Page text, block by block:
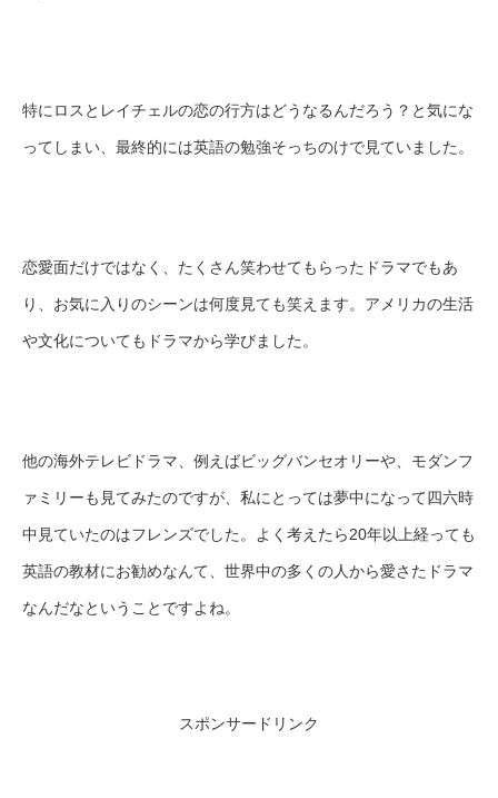
特にロスとレイチェルの恋の行方はどうなるんだろう？と気にな
ってしまい、最終的には英語の勉強そっちのけで見ていました。
恋愛面だけではなく、たくさん笑わせてもらったドラマでもあ
り、お気に入りのシーンは何度見ても笑えます。アメリカの生活
や文化についてもドラマから学びました。
他の海外テレビドラマ、例えばビッグバンセオリーや、モダンフ
ァミリーも見てみたのですが、私にとっては夢中になって四六時
中見ていたのはフレンズでした。よく考えたら20年以上経っても
英語の教材にお勧めなんて、世界中の多くの人から愛さたドラマ
なんだなということですよね。
スポンサードリンク